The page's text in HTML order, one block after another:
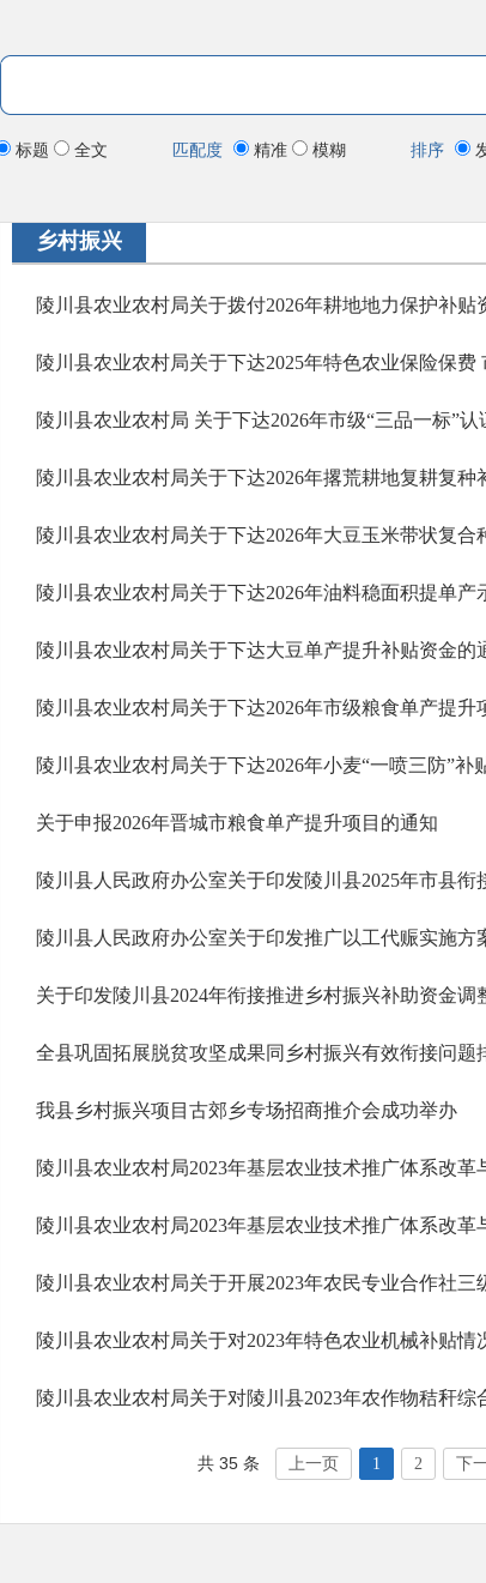
标题 全文 匹配度 精准 模糊 排序
乡村振兴
陵川县农业农村局关于拨付2026年耕地地力保护补贴
陵川县农业农村局关于下达2025年特色农业保险保费
陵川县农业农村局关于下达2026年撂荒耕地复耕复种
陵川县农业农村局关于下达大豆单产提升补贴资金的
陵川县农业农村局关于下达2026年市级粮食单产提升
陵川县农业农村局关于下达2026年小麦“一喷三防”补
关于申报2026年晋城市粮食单产提升项目的通知
陵川县人民政府办公室关于印发推广以工代赈实施方
关于印发陵川县2024年衔接推进乡村振兴补助资金调
我县乡村振兴项目古郊乡专场招商推介会成功举办
陵川县农业农村局2023年基层农业技术推广体系改革
陵川县农业农村局2023年基层农业技术推广体系改革
陵川县农业农村局关于开展2023年农民专业合作社三
陵川县农业农村局关于对2023年特色农业机械补贴情
共 35 条 上一页 1 2 下